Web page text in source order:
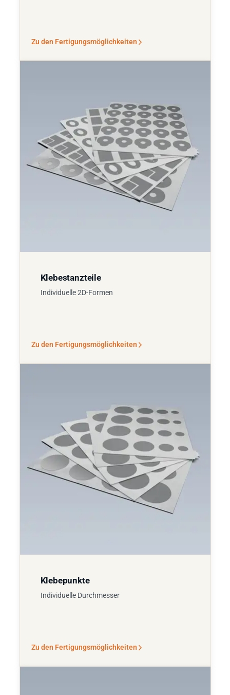
Zu den Fertigungsmöglichkeiten
Klebestanzteile
Individuelle 2D-Formen
Zu den Fertigungsmöglichkeiten
Klebepunkte
Individuelle Durchmesser
Zu den Fertigungsmöglichkeiten